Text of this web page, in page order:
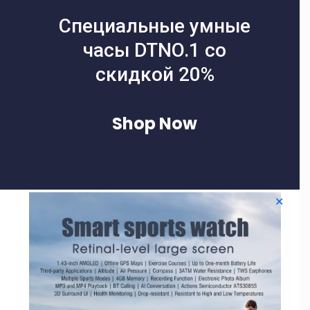
Специальные умные
часы DTNO.1 со
скидкой 20%
Shop Now
-40% СКИДКА
✕